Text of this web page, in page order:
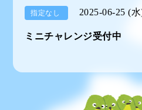
指定なし 2025-06-25 (
ミニチャレンジ受付中